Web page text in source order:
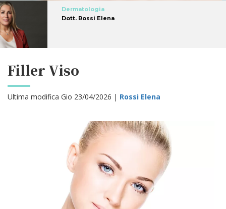
Dermatologia
Dott. Rossi Elena
Filler Viso
Ultima modifica Gio 23/04/2026 | Rossi Elena